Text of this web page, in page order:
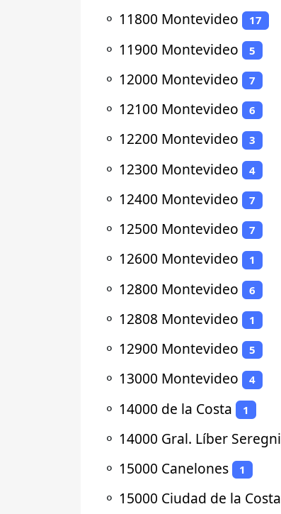
⚬ 11800 Montevideo 17
⚬ 11900 Montevideo 5
⚬ 12000 Montevideo 7
⚬ 12100 Montevideo 6
⚬ 12200 Montevideo 3
⚬ 12300 Montevideo 4
⚬ 12400 Montevideo 7
⚬ 12500 Montevideo 7
⚬ 12600 Montevideo 1
⚬ 12800 Montevideo 6
⚬ 12808 Montevideo 1
⚬ 12900 Montevideo 5
⚬ 13000 Montevideo 4
⚬ 14000 de la Costa 1
⚬ 14000 Gral. Líber Seregni
⚬ 15000 Canelones 1
⚬ 15000 Ciudad de la Costa